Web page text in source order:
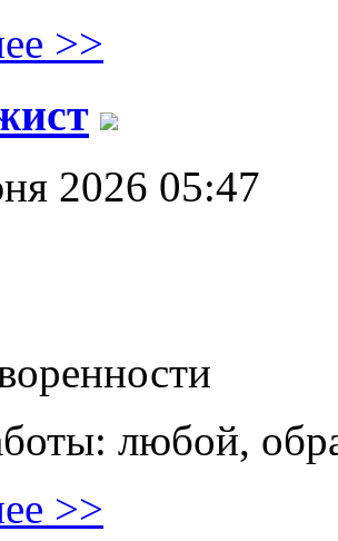
>>
2026 05:47
любой,
>>